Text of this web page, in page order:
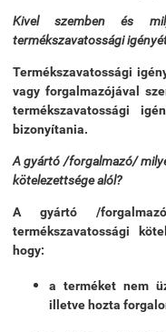
Kivel szemben és
termékszavatossági
Termékszavatossági
vagy forgalmazójával
termékszavatossági
bizonyítania.
A gyártó /forgalmazó/
kötelezettsége alól?
A gyártó /
termékszavatossági
hogy:
a terméket nem
illetve hozta